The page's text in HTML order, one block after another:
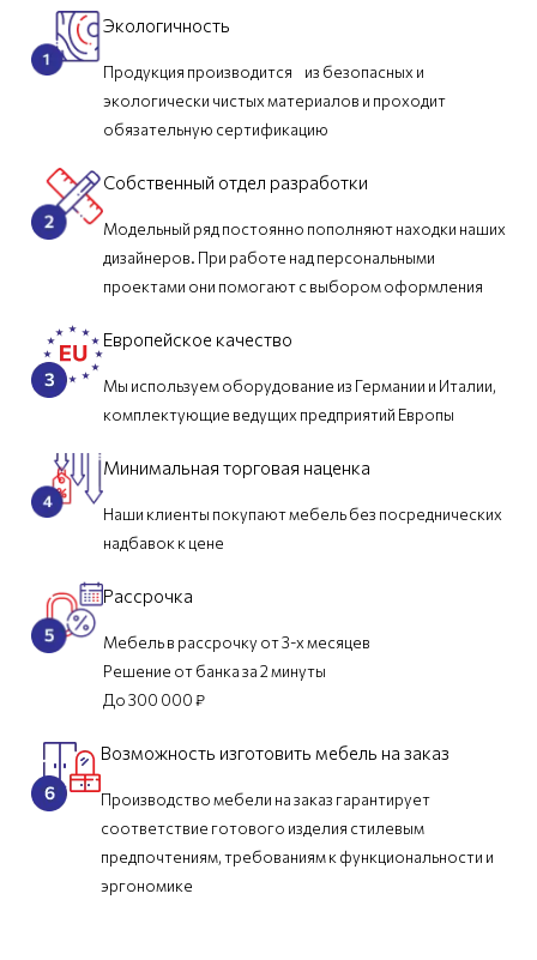
Экологичность
Продукция производится из безопасных и
экологически чистых материалов и проходит
обязательную сертификацию
Собственный отдел разработки
Модельный ряд постоянно пополняют находки наших
дизайнеров. При работе над персональными
проектами они помогают с выбором оформления
Европейское качество
Мы используем оборудование из Германии и Италии,
комплектующие ведущих предприятий Европы
Минимальная торговая наценка
Наши клиенты покупают мебель без посреднических
надбавок к цене
Рассрочка
Мебель в рассрочку от 3-х месяцев
Решение от банка за 2 минуты
До 300 000 ₽
Возможность изготовить мебель на заказ
Производство мебели на заказ гарантирует
соответствие готового изделия стилевым
предпочтениям, требованиям к функциональности и
эргономике